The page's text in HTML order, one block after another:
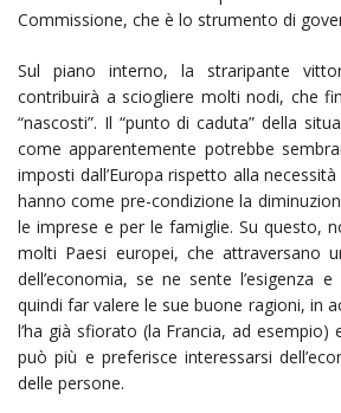
Commissione, che è lo strumento di
Sul piano interno, la straripante
contribuirà a sciogliere molti nodi, che
“nascosti”. Il “punto di caduta” della
come apparentemente potrebbe
imposti dall’Europa rispetto alla
hanno come pre-condizione la
le imprese e per le famiglie. Su questo,
molti Paesi europei, che attraversano
dell’economia, se ne sente l’esigenza
quindi far valere le sue buone ragioni, in
l’ha già sfiorato (la Francia, ad esempio)
può più e preferisce interessarsi
delle persone.